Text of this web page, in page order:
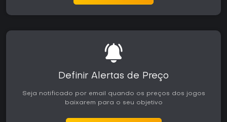
Definir Alertas de Preço
Seja notificado por email quando os preços dos jogos
baixarem para o seu objetivo